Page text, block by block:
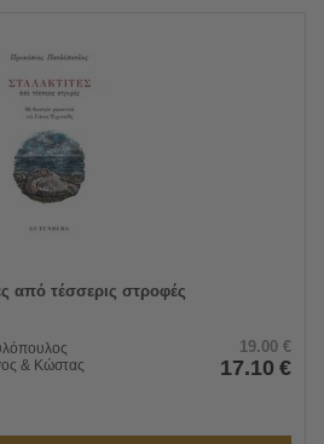
από τέσσερις στροφές
& Κώστας
19.00 €
17.10 €